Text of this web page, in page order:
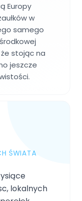
Europy
w
samego
stojąc na
jeszcze
ŚWIATA
lokalnych